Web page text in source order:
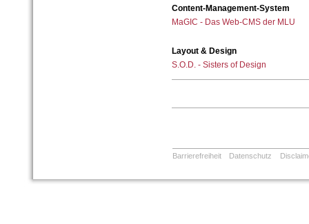
Content-Management-System
MaGIC - Das Web-CMS der MLU
Layout & Design
S.O.D. - Sisters of Design
Barrierefreiheit Datenschutz